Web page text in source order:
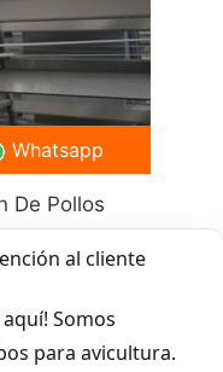
De Pollos
Whatsapp